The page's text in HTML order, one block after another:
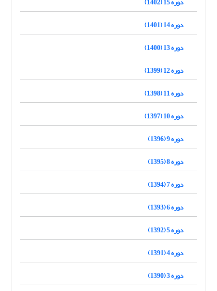
دوره 14 (1401)
دوره 13 (1400)
دوره 12 (1399)
دوره 11 (1398)
دوره 10 (1397)
دوره 9 (1396)
دوره 8 (1395)
دوره 7 (1394)
دوره 6 (1393)
دوره 5 (1392)
دوره 4 (1391)
دوره 3 (1390)